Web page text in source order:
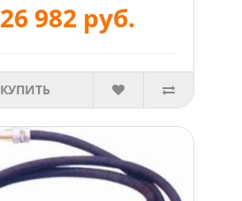
26 982 руб.
КУПИТЬ